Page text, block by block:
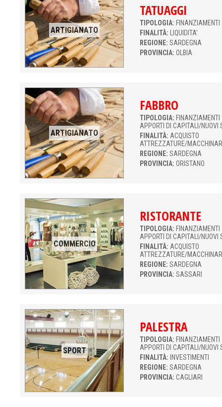
ARTIGIANATO
TATUAGGI
TIPOLOGIA:
FINALITÀ:
LIQUIDITA'
REGIONE: SARDEGNA
PROVINCIA: OLBIA
ARTIGIANATO
FABBRO
TIPOLOGIA:
APPORTI DI CAPITALI/NUOVI
FINALITÀ: ACQUISTO
ATTREZZATURE/
REGIONE: SARDEGNA
PROVINCIA: ORISTANO
COMMERCIO
RISTORANTE
TIPOLOGIA:
APPORTI DI CAPITALI/NUOVI
FINALITÀ: ACQUISTO
ATTREZZATURE/
REGIONE: SARDEGNA
PROVINCIA: SASSARI
SPORT
PALESTRA
TIPOLOGIA:
APPORTI DI CAPITALI/NUOVI
FINALITÀ: INVESTIMENTI
REGIONE: SARDEGNA
PROVINCIA: CAGLIARI